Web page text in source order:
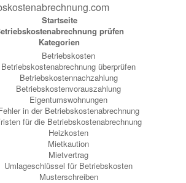
Startseite
prüfen
Kategorien
Betriebskosten
Betriebskostenabrechnung überprüfen
Betriebskostennachzahlung
Betriebskostenvorauszahlung
Eigentumswohnungen
in der Betriebskostenabrechnung
für die Betriebskostenabrechnung
Heizkosten
Mietkaution
Mietvertrag
Umlageschlüssel für Betriebskosten
Musterschreiben